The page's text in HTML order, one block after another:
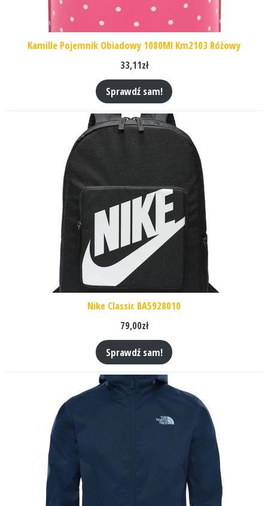
Kamille Pojemnik Obiadowy 1080Ml Km2103 Różowy
33,11zł
Sprawdź sam!
Nike Classic BA5928010
79,00zł
Sprawdź sam!